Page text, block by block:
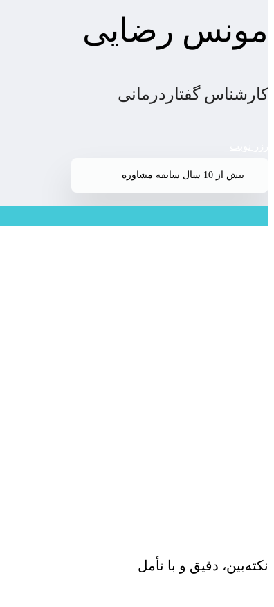
مونس رضایی
کارشناس گفتاردرمانی
بیش از 10 سال سابقه مشاوره
نکته‌بین، دقیق و با تأمل